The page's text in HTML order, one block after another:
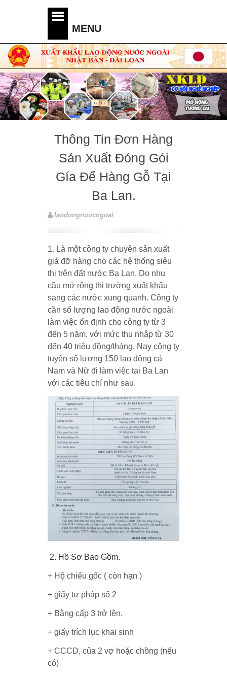
Thông Tin Đơn Hàng
Sản Xuất Đóng Gói
Gía Để Hàng Gỗ Tại
Ba Lan.
laodongnuocngoai
1. Là một công ty chuyên sản xuất
giá đỡ hàng cho các hệ thống siêu
thị trên đất nước Ba Lan. Do nhu
cầu mở rộng thị trường xuất khẩu
sang các nước xung quanh. Công ty
cần số lượng lao động nước ngoài
làm việc ổn định cho công ty từ 3
đến 5 năm, với mức thu nhập từ 30
đến 40 triệu đồng/tháng. Nay công ty
tuyển số lượng 150 lao động cả
Nam và Nữ đi làm việc tại Ba Lan
với các tiêu chí như sau.
2. Hồ Sơ Bao Gồm.
+ Hộ chiếu gốc ( còn hạn )
+ giấy tư pháp số 2
+ Bằng cấp 3 trở lên.
+ giấy trích lục khai sinh
+ CCCD, của 2 vợ hoặc chồng (nếu
có)